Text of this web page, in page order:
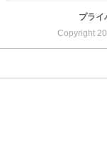
プライ
Copyright